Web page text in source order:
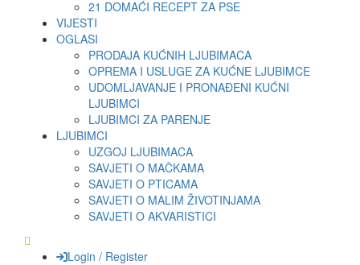
21 DOMAĆI RECEPT ZA PSE
VIJESTI
OGLASI
PRODAJA KUĆNIH LJUBIMACA
OPREMA I USLUGE ZA KUĆNE LJUBIMCE
UDOMLJAVANJE I PRONAĐENI KUĆNI
LJUBIMCI
LJUBIMCI ZA PARENJE
LJUBIMCI
UZGOJ LJUBIMACA
SAVJETI O MAČKAMA
SAVJETI O PTICAMA
SAVJETI O MALIM ŽIVOTINJAMA
SAVJETI O AKVARISTICI
Login / Register